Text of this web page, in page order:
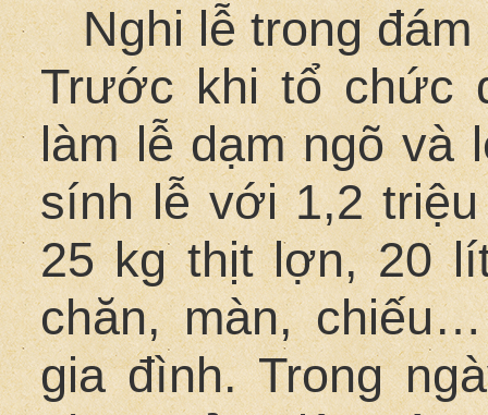
Nghi lễ trong
Trước khi tổ chức
làm lễ dạm ngõ và
sính lễ với 1,2
25 kg thịt lợn, 20
chăn, màn,
gia đình. Trong